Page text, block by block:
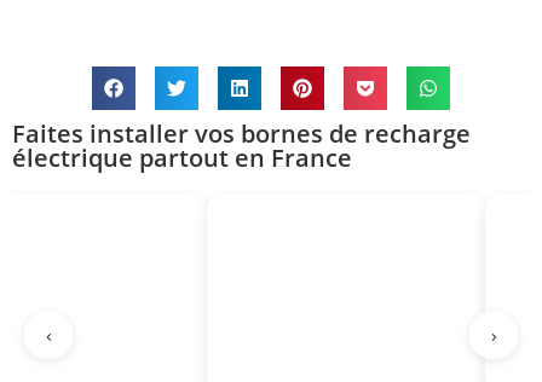
Faites installer vos bornes de recharge
électrique partout en France
‹ ›